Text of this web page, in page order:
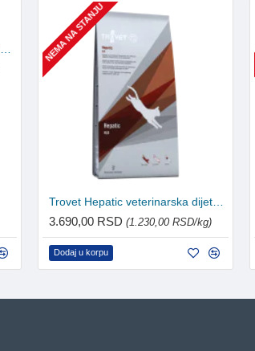
NEMA NA STANJU
Trovet Hepatic veterinarska dijeta za mačke 3kg
3.690,00 RSD (1.230,00 RSD/kg)
Dodaj u korpu